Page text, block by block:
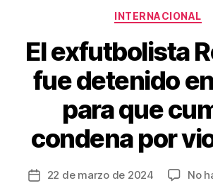
k
Categorías
INTERNACIONAL
El exfutbolista
fue detenido
para que
condena por
Fecha22 de marzo de 2024 No